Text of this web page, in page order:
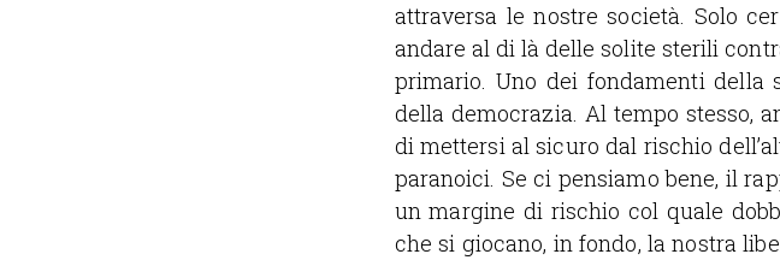
attraversa le nostre società. Solo
andare al di là delle solite sterili
primario. Uno dei fondamenti della
della democrazia. Al tempo stesso,
di mettersi al sicuro dal rischio
paranoici. Se ci pensiamo bene, il
un margine di rischio col quale
che si giocano, in fondo, la nostra